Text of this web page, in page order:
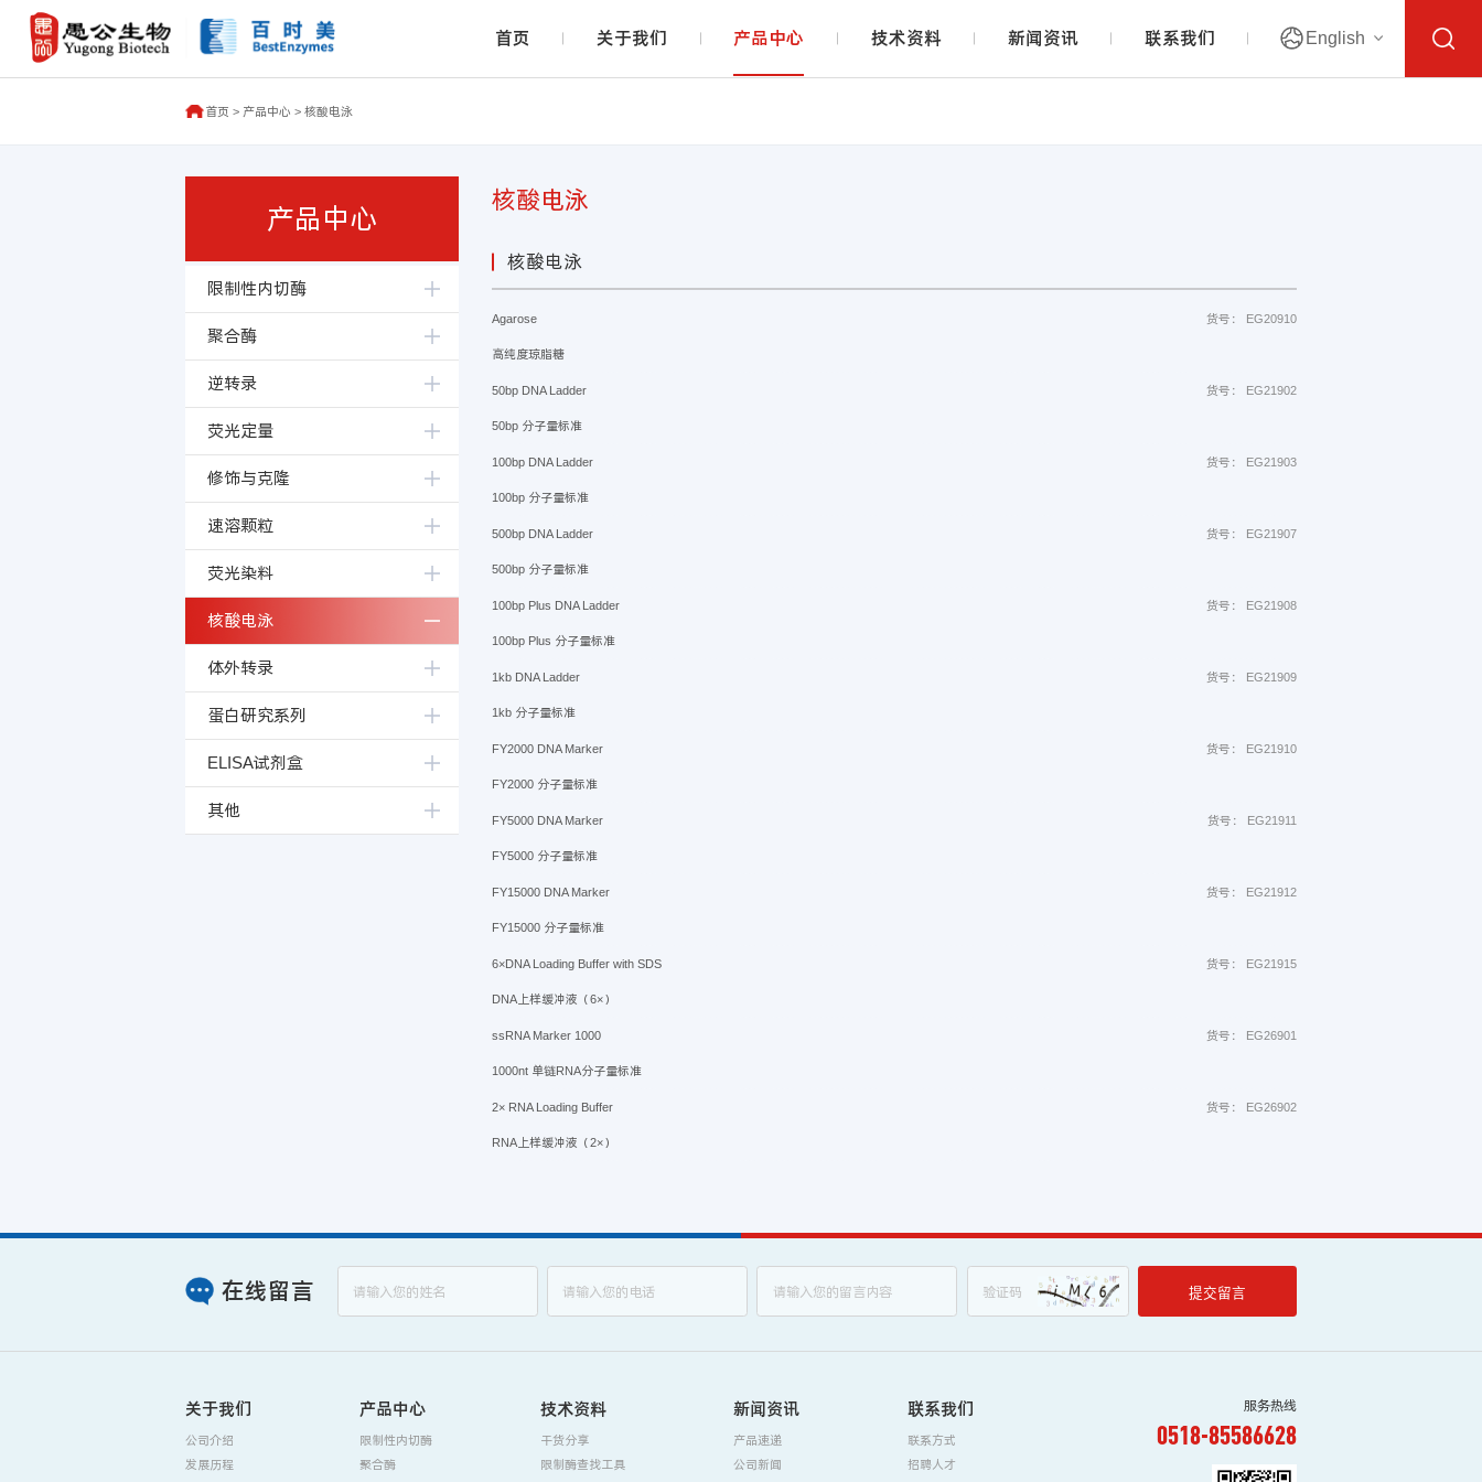
首页 关于我们 产品中心 技术资料 新闻资讯 联系我们 English
首页 > 产品中心 >核酸电泳
产品中心
限制性内切酶
聚合酶
逆转录
荧光定量
修饰与克隆
速溶颗粒
荧光染料
核酸电泳
体外转录
蛋白研究系列
ELISA试剂盒
其他
核酸电泳
核酸电泳
Agarose
高纯度琼脂糖
货号： EG20910
50bp DNA Ladder
50bp 分子量标准
货号： EG21902
100bp DNA Ladder
100bp 分子量标准
货号： EG21903
500bp DNA Ladder
500bp 分子量标准
货号： EG21907
100bp Plus DNA Ladder
100bp Plus 分子量标准
货号： EG21908
1kb DNA Ladder
1kb 分子量标准
货号： EG21909
FY2000 DNA Marker
FY2000 分子量标准
货号： EG21910
FY5000 DNA Marker
FY5000 分子量标准
货号： EG21911
FY15000 DNA Marker
FY15000 分子量标准
货号： EG21912
6×DNA Loading Buffer with SDS
DNA上样缓冲液（6×）
货号： EG21915
ssRNA Marker 1000
1000nt 单链RNA分子量标准
货号： EG26901
2× RNA Loading Buffer
RNA上样缓冲液（2×）
货号： EG26902
在线留言 提交留言
关于我们
公司介绍
发展历程
产品中心
限制性内切酶
聚合酶
技术资料
干货分享
限制酶查找工具
新闻资讯
产品速递
公司新闻
联系我们
联系方式
招聘人才
服务热线
0518-85586628